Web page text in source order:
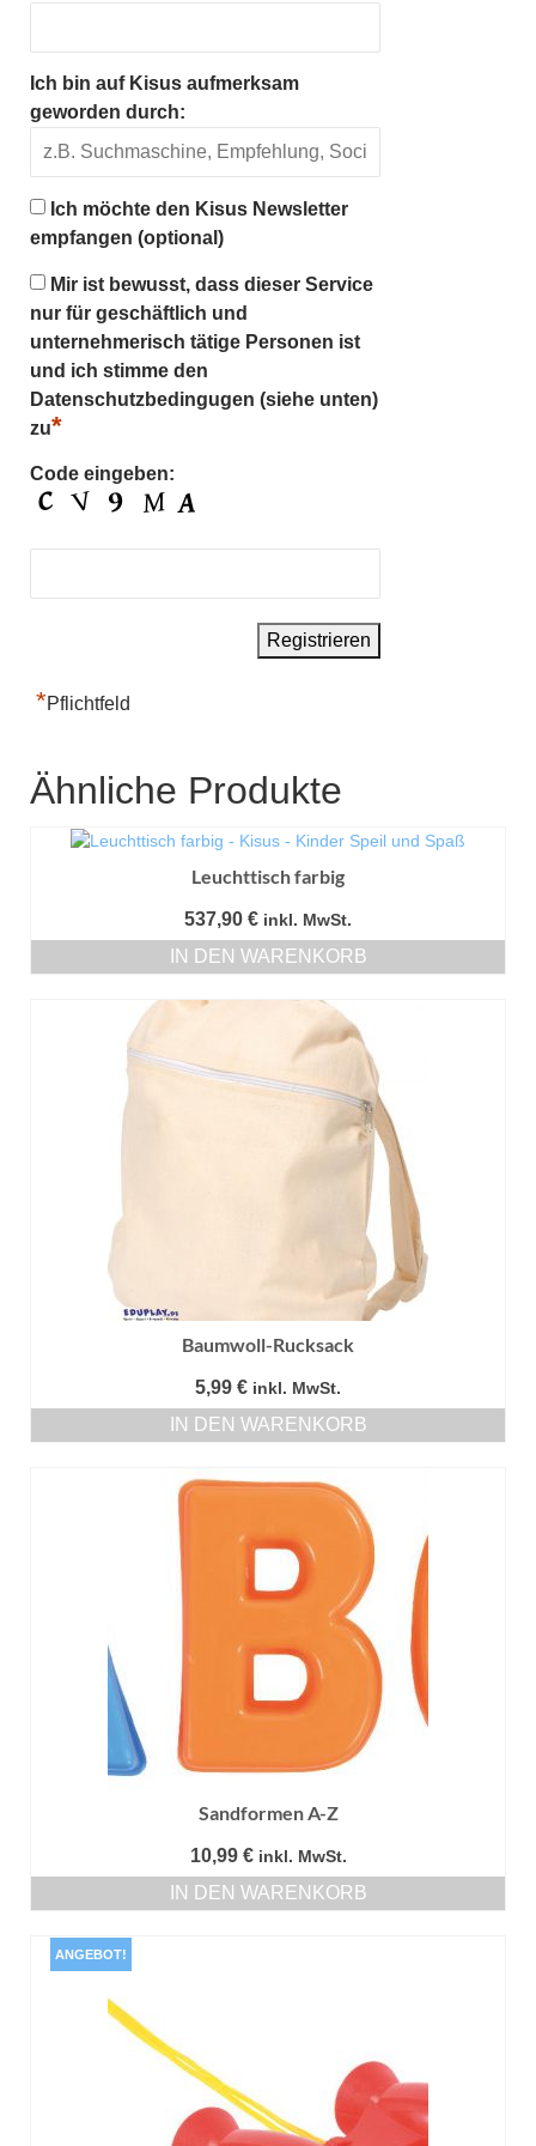
Ich bin auf Kisus aufmerksam
geworden durch:
Ich möchte den Kisus Newsletter
empfangen (optional)
Mir ist bewusst, dass dieser Service
nur für geschäftlich und
unternehmerisch tätige Personen ist
und ich stimme den
Datenschutzbedingugen (siehe unten)
zu*
Code eingeben:
*Pflichtfeld
Ähnliche Produkte
Leuchttisch farbig
537,90 € inkl. MwSt.
IN DEN WARENKORB
Baumwoll-Rucksack
5,99 € inkl. MwSt.
IN DEN WARENKORB
Sandformen A-Z
10,99 € inkl. MwSt.
IN DEN WARENKORB
ANGEBOT!